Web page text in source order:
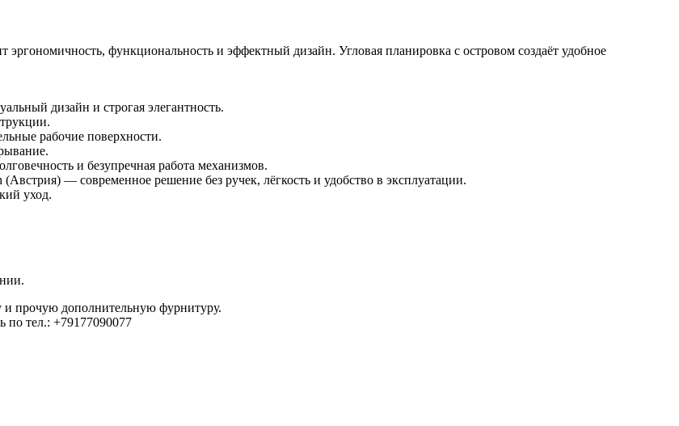
функциональность и эффектный дизайн. Угловая планировка с островом создаёт удобное
дизайн и строгая элегантность.
рабочие поверхности.
и безупречная работа механизмов.
— современное решение без ручек, лёгкость и удобство в эксплуатации.
уход.
и прочую дополнительную фурнитуру.
по тел.: +79177090077